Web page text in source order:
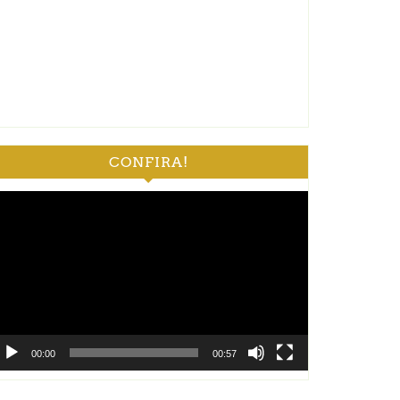
CONFIRA!
00:00 00:57